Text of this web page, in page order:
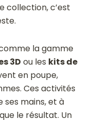
collection, c’est
la gamme
3D ou les kits de
en poupe,
Ces activités
mains, et à
le résultat. Un